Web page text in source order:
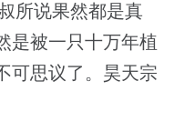
所说果然都是真
是被一只十万年植
可思议了。昊天宗